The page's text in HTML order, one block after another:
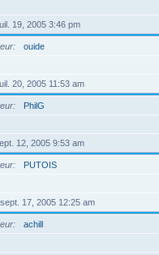
19, 2005 3:46 pm
ouide
20, 2005 11:53 am
PhilG
12, 2005 9:53 am
PUTOIS
17, 2005 12:25 am
achill